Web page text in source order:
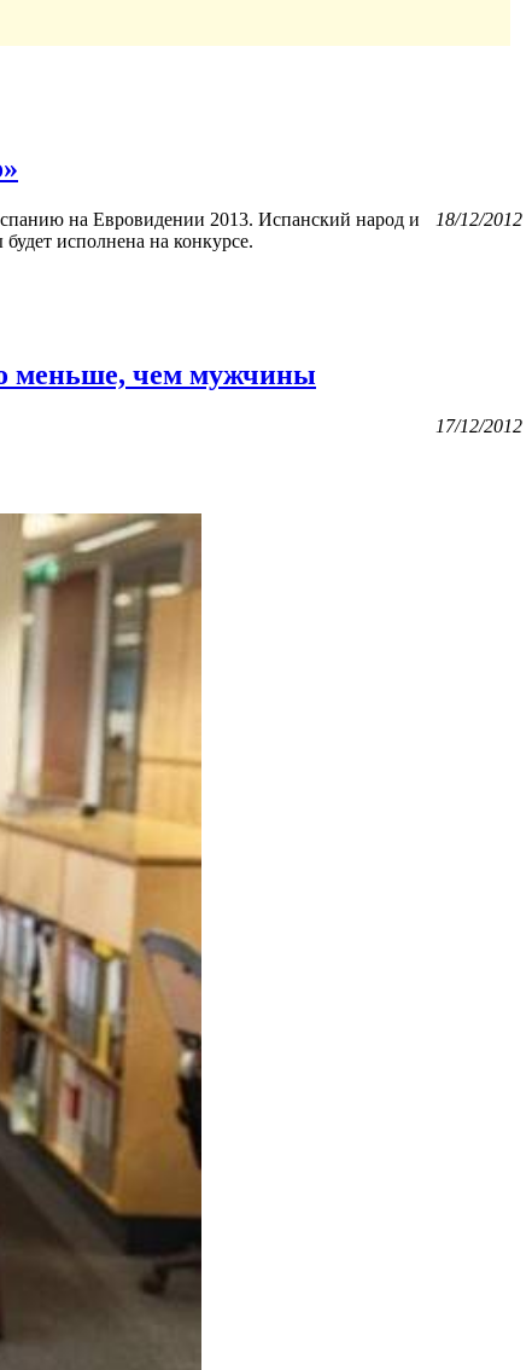
18/12/2012
на Евровидении 2013. Испанский народ и
исполнена на конкурсе.
меньше, чем мужчины
17/12/2012